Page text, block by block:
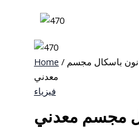
Home / باسكال مجسم
معدني
فيزياء
مجسم معدني